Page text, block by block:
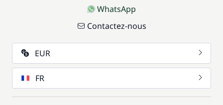
WhatsApp
Contactez-nous
EUR
FR